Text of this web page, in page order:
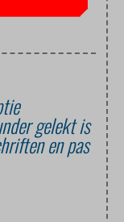
gelekt is
en pas